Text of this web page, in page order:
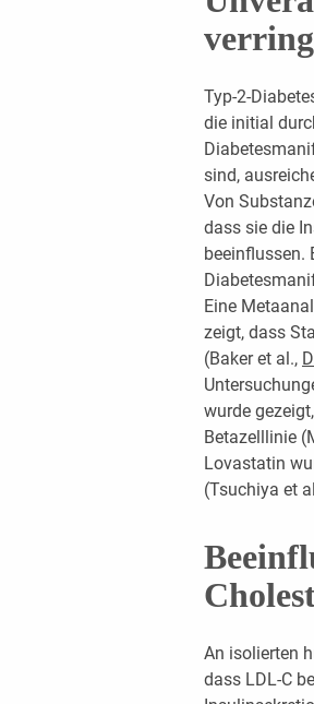
Typ-2-
die initial
sind,
Von
dass sie die
beeinflussen.
Eine
zeigt, dass
(Baker et al.,
wurde
Betazelllinie
Lovastatin
(Tsuchiya et
An isolierten
dass LDL-C